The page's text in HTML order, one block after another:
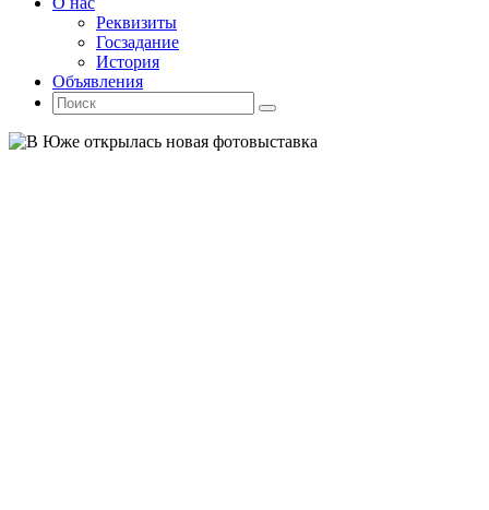
Реквизиты
Госзадание
История
Объявления
Поиск
Искать:
Поиск